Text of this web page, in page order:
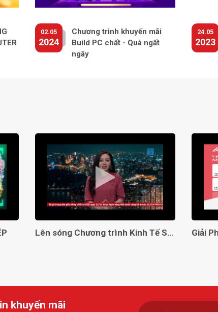
02.05
2024
Chương trình khuyến mãi
Build PC chất - Quà ngất
ngây
24.05
2023
Lên sóng Chương trình Kinh Tế Số VTC2
khuyến mãi